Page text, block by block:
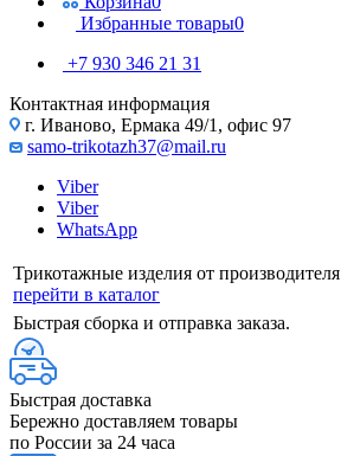
Избранные товары0
+7 930 346 21 31
Контактная информация
г. Иваново, Ермака 49/1, офис 97
samo-trikotazh37@mail.ru
Viber
Viber
WhatsApp
Трикотажные изделия от производителя
перейти в каталог
Быстрая сборка и отправка заказа.
Быстрая доставка
Бережно доставляем товары
по России за 24 часа